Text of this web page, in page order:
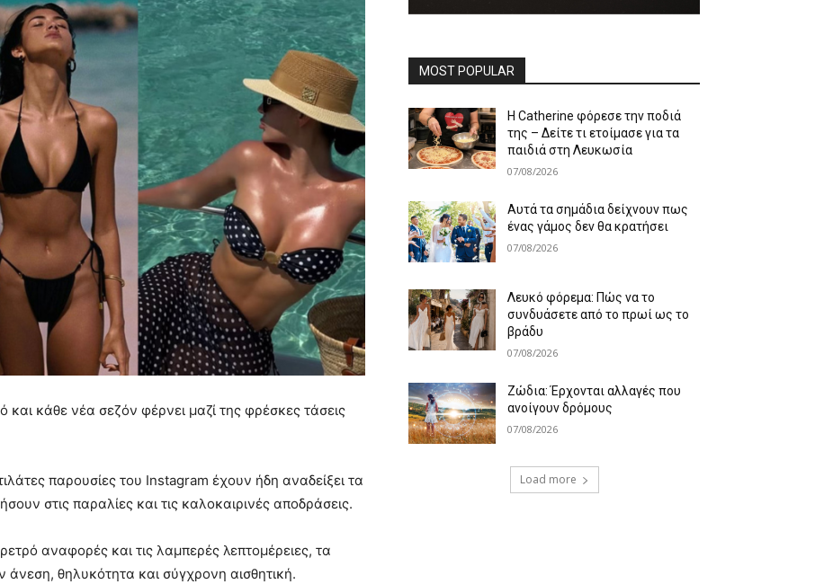
και κάθε νέα σεζόν φέρνει μαζί της φρέσκες τάσεις
παρουσίες του Instagram έχουν ήδη αναδείξει τα
στις παραλίες και τις καλοκαιρινές αποδράσεις.
αναφορές και τις λαμπερές λεπτομέρειες, τα
θηλυκότητα και σύγχρονη αισθητική.
MOST POPULAR
Η Catherine φόρεσε την ποδιά
της – Δείτε τι ετοίμασε για τα
παιδιά στη Λευκωσία
07/08/2026
Αυτά τα σημάδια δείχνουν πως
ένας γάμος δεν θα κρατήσει
07/08/2026
Λευκό φόρεμα: Πώς να το
συνδυάσετε από το πρωί ως το
βράδυ
07/08/2026
Ζώδια: Έρχονται αλλαγές που
ανοίγουν δρόμους
07/08/2026
Load more